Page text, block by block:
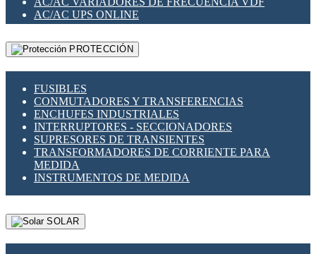
VIGILANCIA IP (CCTV)
MESHTASTIC
AC/AC UPS ONLINE
PROTECCIÓN
FUSIBLES
CONMUTADORES Y TRANSFERENCIAS
ENCHUFES INDUSTRIALES
INTERRUPTORES - SECCIONADORES
SUPRESORES DE TRANSIENTES
TRANSFORMADORES DE CORRIENTE PARA
MEDIDA
INSTRUMENTOS DE MEDIDA
SOLAR